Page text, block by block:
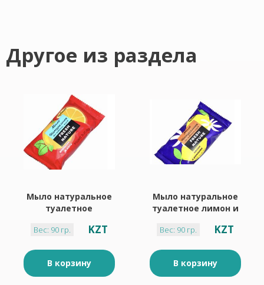
Другое из раздела
Мыло натуральное
туалетное
г Fresh
Вес: 90 гр. KZT
В корзину
Мыло натуральное
туалетное лимон и
Вес: 90 гр. KZT
В корзину